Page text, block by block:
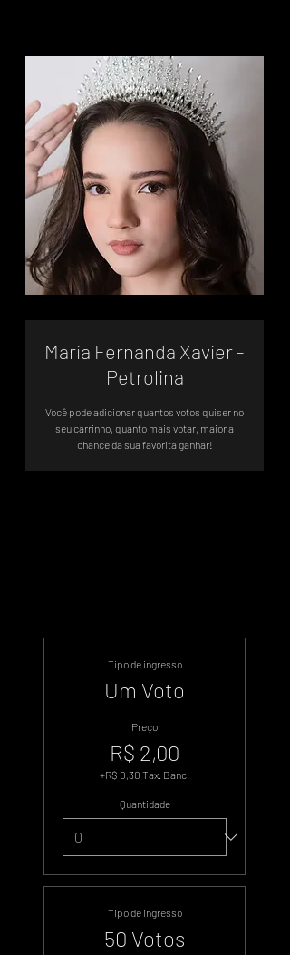
Maria Fernanda Xavier -
Petrolina
Você pode adicionar quantos votos quiser no
seu carrinho, quanto mais votar, maior a
chance da sua favorita ganhar!
Tipo de ingresso
Um Voto
Preço
R$ 2,00
+R$ 0,30 Tax. Banc.
Quantidade
Tipo de ingresso
50 Votos